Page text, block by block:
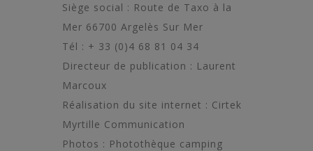
Siège social : Route de Taxo à la
Mer 66700 Argelès Sur Mer
Tél : + 33 (0)4 68 81 04 34
Directeur de publication : Laurent
Marcoux
Réalisation du site internet : Cirtek
Myrtille Communication
Photos : Photothèque camping